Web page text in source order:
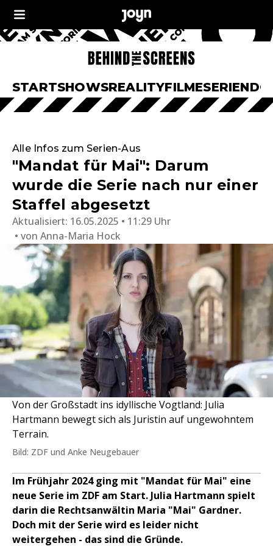
STARTSHOWSREALITYFILMESERIEN
Alle Infos zum Serien-Aus
"Mandat für Mai": Darum
wurde die Serie nach nur einer
Staffel abgesetzt
Aktualisiert: 16.05.2025 • 11:29 Uhr
von Anna-Maria Hock
Von der Großstadt ins idyllische Vogtland: Julia
Hartmann bewegt sich als Juristin auf ungewohntem
Terrain.
Bild: ZDF und Anke Neugebauer
Im Frühjahr 2024 ging mit "Mandat für Mai" eine
neue Serie im ZDF am Start. Julia Hartmann spielt
darin die Rechtsanwältin Maria "Mai" Gardner.
Doch mit der Serie wird es leider nicht
weitergehen - das sind die Gründe.